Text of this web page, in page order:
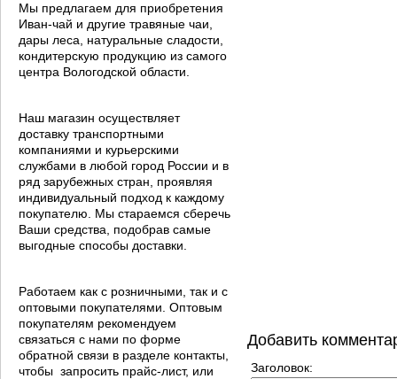
Мы предлагаем для приобретения
Иван-чай и другие травяные чаи,
дары леса, натуральные сладости,
кондитерскую продукцию из самого
центра Вологодской области.
Наш магазин осуществляет
доставку транспортными
компаниями и курьерскими
службами в любой город России и в
ряд зарубежных стран, проявляя
индивидуальный подход к каждому
покупателю. Мы стараемся сберечь
Ваши средства, подобрав самые
выгодные способы доставки.
Работаем как с розничными, так и с
оптовыми покупателями. Оптовым
покупателям рекомендуем
связаться с нами по форме
обратной связи в разделе контакты,
чтобы запросить прайс-лист, или
Добавить
Заголовок: